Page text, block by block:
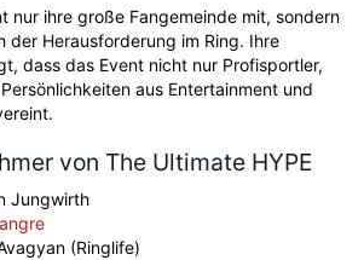
nur ihre große Fangemeinde mit, sondern
der Herausforderung im Ring. Ihre
dass das Event nicht nur Profisportler,
aus Entertainment und
von The Ultimate HYPE
Jungwirth
(Ringlife)